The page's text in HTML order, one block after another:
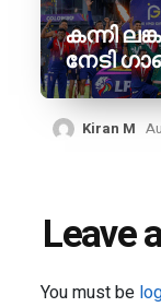
കന്നി
നേടി
Kiran M
Leave
You must be